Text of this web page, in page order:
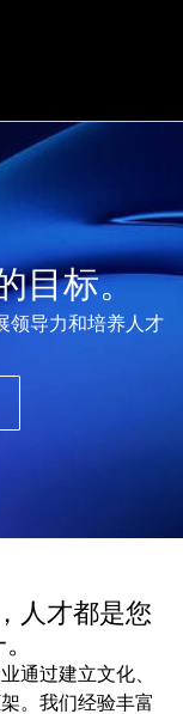
目标。
领导力和培养人才
人才都是您
通过建立文化、
。我们经验丰富